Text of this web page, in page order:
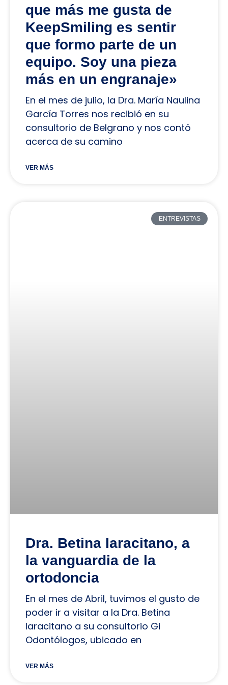
que más me gusta de
KeepSmiling es sentir
que formo parte de un
equipo. Soy una pieza
más en un engranaje»
En el mes de julio, la Dra. María Naulina
García Torres nos recibió en su
consultorio de Belgrano y nos contó
acerca de su camino
VER MÁS
ENTREVISTAS
Dra. Betina Iaracitano, a
la vanguardia de la
ortodoncia
En el mes de Abril, tuvimos el gusto de
poder ir a visitar a la Dra. Betina
Iaracitano a su consultorio Gi
Odontólogos, ubicado en
VER MÁS